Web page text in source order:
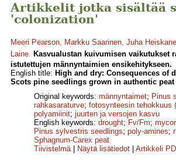
Artikkelit jotka sisältää
'colonization'
Meeri Pearson, Markku Saarinen, Juha
Laine. Kasvualustan kuivumisen vaikutukset
istutettujen männyntaimien ensikehitykseen.
English title: High and dry: Consequences of
Scots pine seedlings grown in authentic
Original keywords: männyntaimet; Pinus
rahkasaraturve; fotosynteesin tehokkuus
polyamiinit; juurten ja versojen kasvu
English keywords: drought; Fv/Fm;
Pinus sylvestris seedlings; poly-amines;
Sphagnum-Carex peat
Tiivistelmä| Näytä lisätiedot Artikkeli